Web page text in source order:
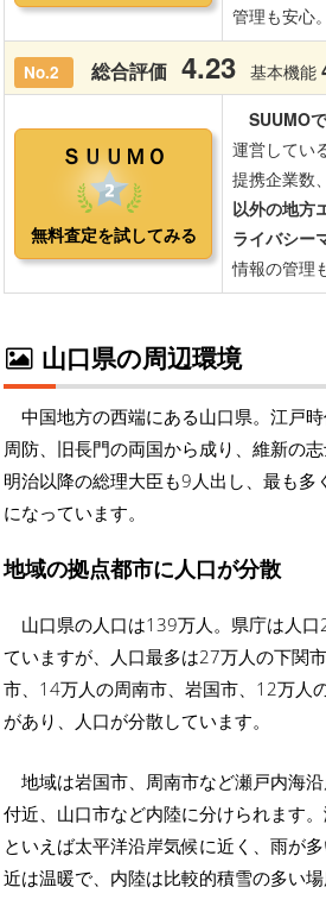
山口県の周辺環境
中国地方の西端にある山口県。江戸
周防、旧長門の両国から成り、維新の志
明治以降の総理大臣も9人出し、最も多
になっています。
地域の拠点都市に人口が分散
山口県の人口は139万人。県庁は人
ていますが、人口最多は27万人の下関
市、14万人の周南市、岩国市、12万人
があり、人口が分散しています。
地域は岩国市、周南市など瀬戸内海
付近、山口市など内陸に分けられます
といえば太平洋沿岸気候に近く、雨が
近は温暖で、内陸は比較的積雪の多い場